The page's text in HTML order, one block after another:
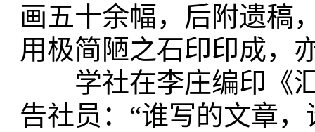
画五十余幅，后附遗稿
用极简陋之石印印成，
学社在李庄编印《汇
告社员：“谁写的文章